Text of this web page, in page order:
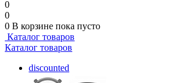
0
0
0 В корзине пока пусто
Каталог товаров
Каталог товаров
discounted